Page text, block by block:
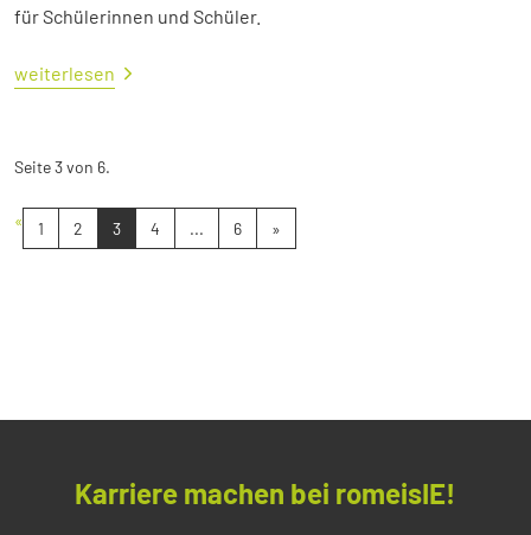
für Schülerinnen und Schüler.
weiterlesen
Seite 3 von 6.
« 1 2 3 4 ... 6 »
Karriere machen bei romeisIE!